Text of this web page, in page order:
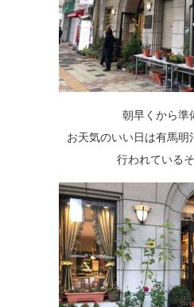
朝早くから準
お天気のいい日は有馬明
行われているそ